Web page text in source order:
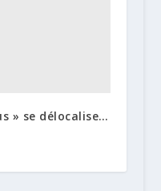
» se délocalise…